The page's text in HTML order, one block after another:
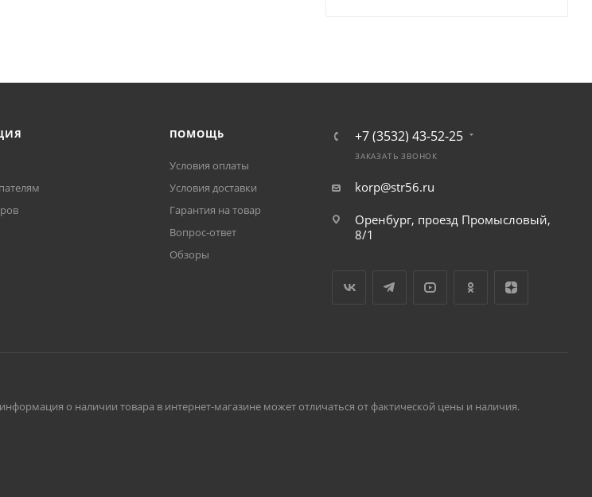
ПОМОЩЬ
Условия оплаты
Условия доставки
Гарантия на товар
Вопрос-ответ
Обзоры
+7 (3532) 43-52-25
ЗАКАЗАТЬ ЗВОНОК
korp@str56.ru
Оренбург, проезд Промысловый,
8/1
о наличии товара в интернет-магазине может отличаться от фактической цены и наличия.